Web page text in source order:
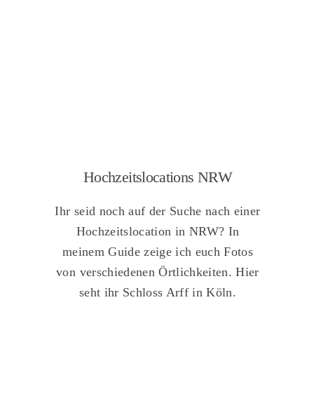
Hochzeitslocations NRW
Ihr seid noch auf der Suche nach einer
Hochzeitslocation in NRW? In
meinem Guide zeige ich euch Fotos
von verschiedenen Örtlichkeiten. Hier
seht ihr Schloss Arff in Köln.